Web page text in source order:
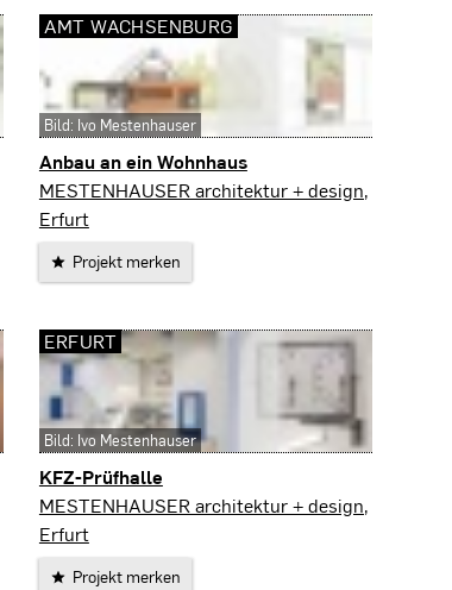
Anbau an ein Wohnhaus
Amt Wachsenburg
MESTENHAUSER architektur + design,
Erfurt
Projekt merken
AMT WACHSENBURG
Bild: Ivo Mestenhauser
KFZ-Prüfhalle
Erfurt
MESTENHAUSER architektur + design,
Erfurt
Projekt merken
ERFURT
Bild: Ivo Mestenhauser